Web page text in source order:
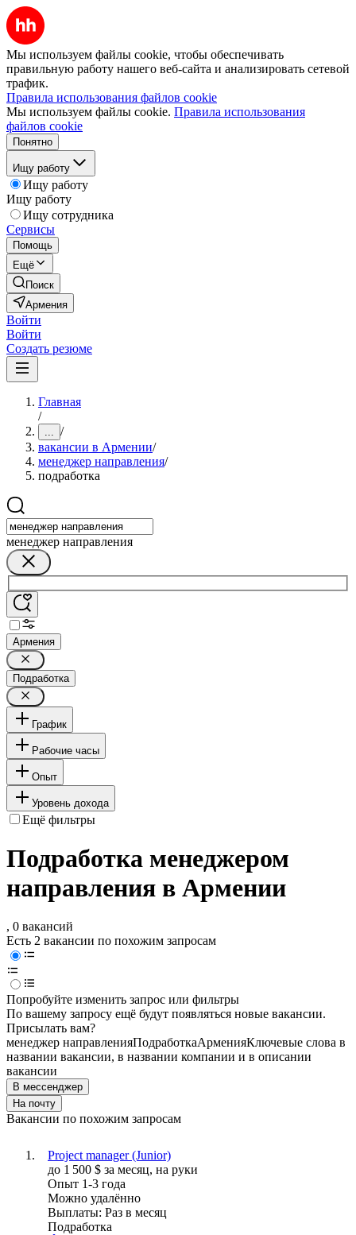
Мы используем файлы cookie, чтобы обеспечивать
правильную работу нашего веб-сайта и анализировать сетевой
трафик.
Правила использования файлов cookie
Мы используем файлы cookie. Правила использования
файлов cookie
Понятно
Ищу работу
Ищу работу
Ищу работу
Ищу сотрудника
Сервисы
Помощь
Ещё
Поиск
Армения
Войти
Войти
Создать резюме
Главная
/
... /
вакансии в Армении/
менеджер направления/
подработка
менеджер направления
Армения
Подработка
График
Рабочие часы
Опыт
Уровень дохода
Ещё фильтры
Подработка менеджером
направления в Армении
, 0 вакансий
Есть 2 вакансии по похожим запросам
Попробуйте изменить запрос или фильтры
По вашему запросу ещё будут появляться новые вакансии.
Присылать вам?
менеджер направленияПодработкаАрменияКлючевые слова в
названии вакансии, в названии компании и в описании
вакансии
В мессенджер
На почту
Вакансии по похожим запросам
Project manager (Junior)
до 1 500 $ за месяц, на руки
Опыт 1-3 года
Можно удалённо
Выплаты: Раз в месяц
Подработка